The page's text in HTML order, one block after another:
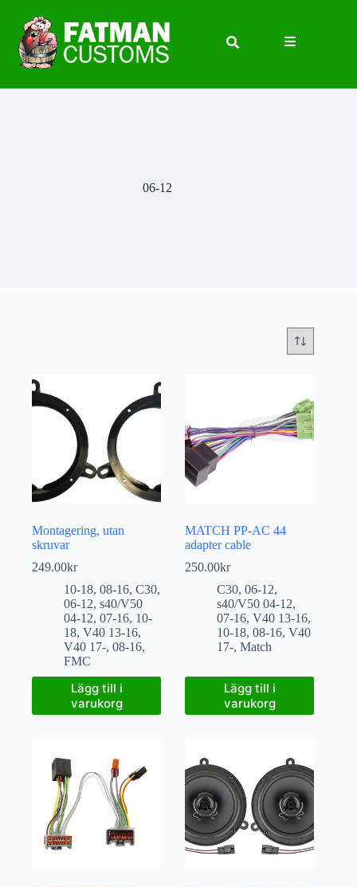
06-12
Montagering, utan
skruvar
249.00kr
10-18, 08-16, C30,
06-12, s40/V50
04-12, 07-16, 10-
18, V40 13-16,
V40 17-, 08-16,
FMC
Lägg till i
varukorg
MATCH PP-AC 44
adapter cable
250.00kr
C30,06-12,
s40/V50 04-12,
07-16,V40 13-16,
10-18,08-16,V40
17-,Match
Lägg till i
varukorg